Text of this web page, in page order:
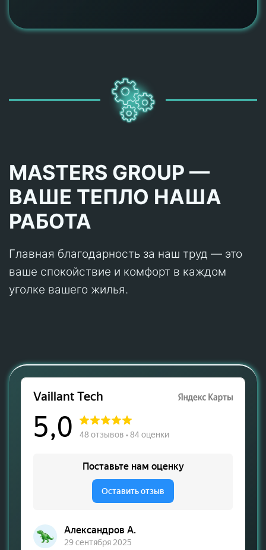
MASTERS GROUP —
ВАШЕ ТЕПЛО НАША
РАБОТА
Главная благодарность за наш труд — это
ваше спокойствие и комфорт в каждом
уголке вашего жилья.